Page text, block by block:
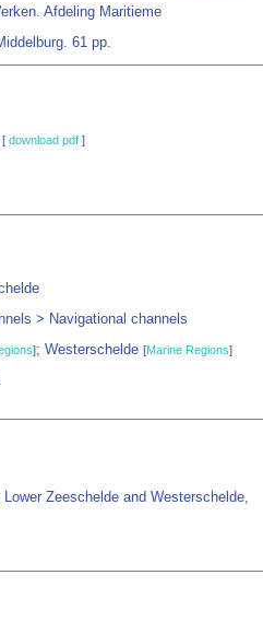
Afdeling Maritieme
61 pp.
[ download pdf ]
> Navigational channels
]; Westerschelde [Marine Regions]
Zeeschelde and Westerschelde,